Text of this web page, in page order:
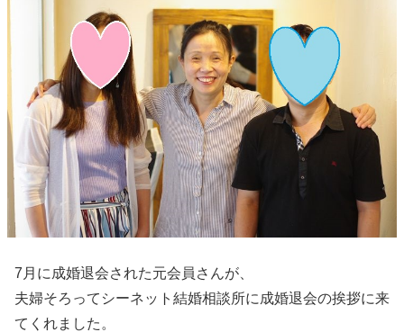
7月に成婚退会された元会員さんが、
夫婦そろってシーネット結婚相談所に成婚退会の挨拶に来
てくれました。